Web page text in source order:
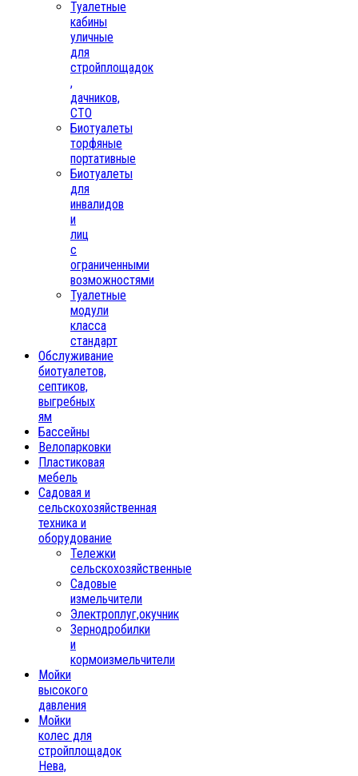
Туалетные
кабины
уличные
для
стройплощадок
,
дачников,
СТО
Биотуалеты
торфяные
портативные
Биотуалеты
для
инвалидов
и
лиц
с
ограниченными
возможностями
Туалетные
модули
класса
стандарт
Обслуживание
биотуалетов,
септиков,
выгребных
ям
Бассейны
Велопарковки
Пластиковая
мебель
Садовая и
сельскохозяйственная
техника и
оборудование
Тележки
сельскохозяйственные
Садовые
измельчители
Электроплуг,окучник
Зернодробилки
и
кормоизмельчители
Мойки
высокого
давления
Мойки
колес для
стройплощадок
Нева,